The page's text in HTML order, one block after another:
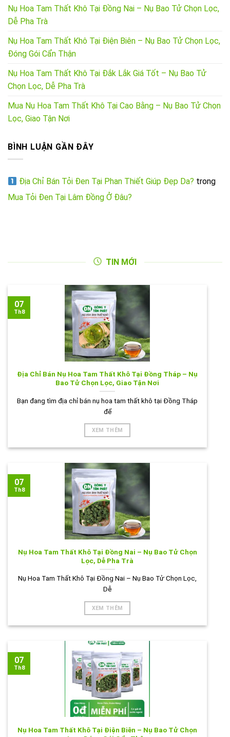
Nụ Hoa Tam Thất Khô Tại Đồng Nai – Nụ Bao Tử Chọn Lọc,
Dễ Pha Trà
Nụ Hoa Tam Thất Khô Tại Điện Biên – Nụ Bao Tử Chọn Lọc,
Đóng Gói Cẩn Thận
Nụ Hoa Tam Thất Khô Tại Đắk Lắk Giá Tốt – Nụ Bao Tử
Chọn Lọc, Dễ Pha Trà
Mua Nụ Hoa Tam Thất Khô Tại Cao Bằng – Nụ Bao Tử Chọn
Lọc, Giao Tận Nơi
BÌNH LUẬN GẦN ĐÂY
Địa Chỉ Bán Tỏi Đen Tại Phan Thiết Giúp Đẹp Da? trong
Mua Tỏi Đen Tại Lâm Đồng Ở Đâu?
TIN MỚI
Địa Chỉ Bán Nụ Hoa Tam Thất Khô Tại Đồng Tháp – Nụ
Bao Tử Chọn Lọc, Giao Tận Nơi
Bạn đang tìm địa chỉ bán nụ hoa tam thất khô tại Đồng Tháp
để
XEM THÊM
07
Th8
Nụ Hoa Tam Thất Khô Tại Đồng Nai – Nụ Bao Tử Chọn
Lọc, Dễ Pha Trà
Nụ Hoa Tam Thất Khô Tại Đồng Nai – Nụ Bao Tử Chọn Lọc,
Dễ
XEM THÊM
07
Th8
Nụ Hoa Tam Thất Khô Tại Điện Biên – Nụ Bao Tử Chọn
07
Th8